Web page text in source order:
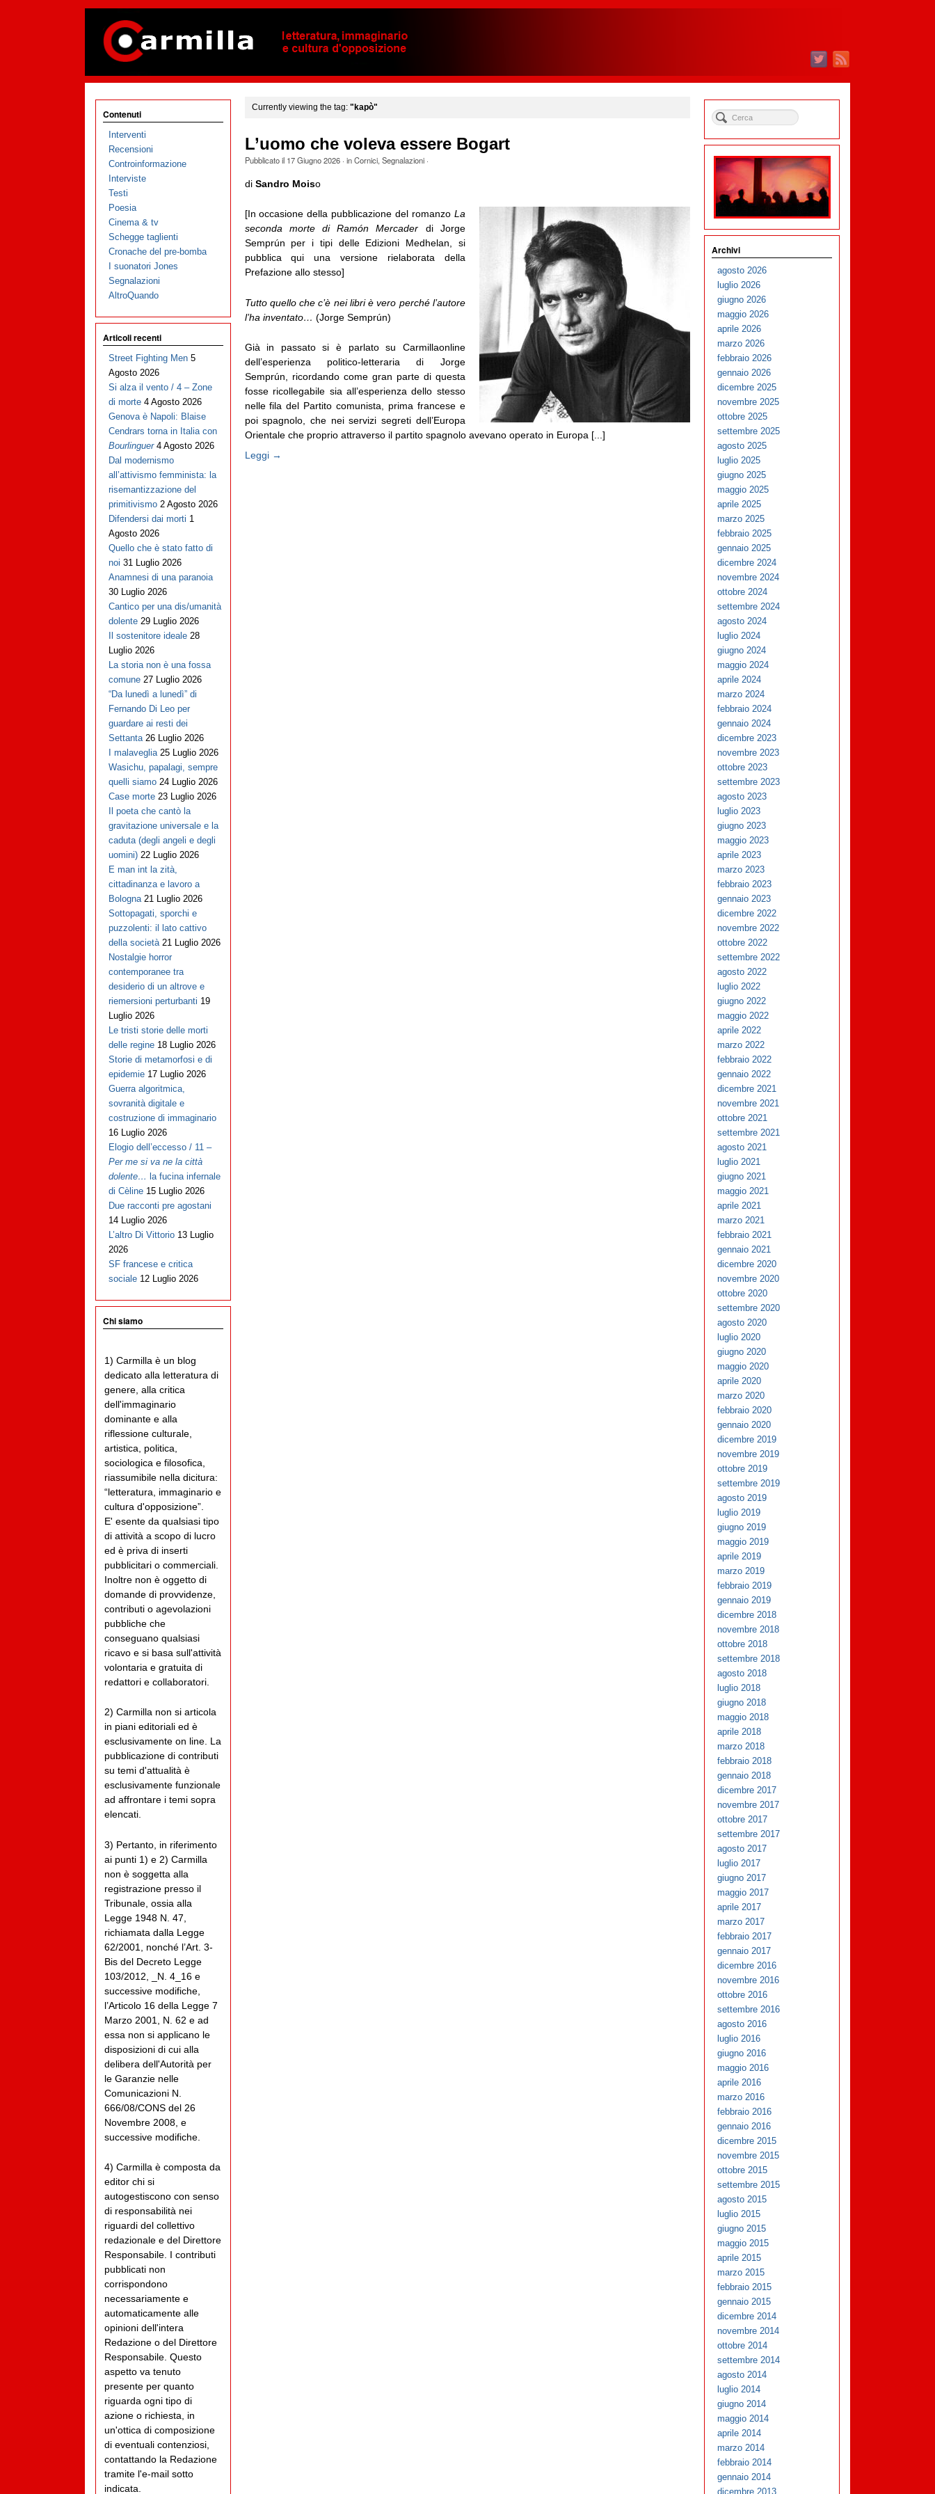
Currently viewing the tag: "kapò"
L’uomo che voleva essere Bogart
Pubblicato il 17 Giugno 2026· inCornici,Segnalazioni·
di Sandro Moiso
[In occasione della pubblicazione del romanzo La
seconda morte di Ramón Mercader di Jorge
Semprún per i tipi delle Edizioni Medhelan, si
pubblica qui una versione rielaborata della
Prefazione allo stesso]
Tutto quello che c’è nei libri è vero perché l’autore
l’ha inventato… (Jorge Semprún)
Già in passato si è parlato su Carmillaonline
dell’esperienza politico-letteraria di Jorge
Semprún, ricordando come gran parte di questa
fosse ricollegabile sia all’esperienza dello stesso
nelle fila del Partito comunista, prima francese e
poi spagnolo, che nei servizi segreti dell’Europa
Orientale che proprio attraverso il partito spagnolo avevano operato in Europa [...]
Leggi →
Contenuti
Interventi
Recensioni
Controinformazione
Interviste
Testi
Poesia
Cinema & tv
Schegge taglienti
Cronache del pre-bomba
I suonatori Jones
Segnalazioni
AltroQuando
Articoli recenti
Street Fighting Men 5
Agosto 2026
Si alza il vento / 4 – Zone
di morte 4 Agosto 2026
Genova è Napoli: Blaise
Cendrars torna in Italia con
Bourlinguer 4 Agosto 2026
Dal modernismo
all’attivismo femminista: la
risemantizzazione del
primitivismo 2 Agosto 2026
Difendersi dai morti 1
Agosto 2026
Quello che è stato fatto di
noi 31 Luglio 2026
Anamnesi di una paranoia
30 Luglio 2026
Cantico per una dis/umanità
dolente 29 Luglio 2026
Il sostenitore ideale 28
Luglio 2026
La storia non è una fossa
comune 27 Luglio 2026
“Da lunedì a lunedì” di
Fernando Di Leo per
guardare ai resti dei
Settanta 26 Luglio 2026
I malaveglia 25 Luglio 2026
Wasichu, papalagi, sempre
quelli siamo 24 Luglio 2026
Case morte 23 Luglio 2026
Il poeta che cantò la
gravitazione universale e la
caduta (degli angeli e degli
uomini) 22 Luglio 2026
E man int la zità,
cittadinanza e lavoro a
Bologna 21 Luglio 2026
Sottopagati, sporchi e
puzzolenti: il lato cattivo
della società 21 Luglio 2026
Nostalgie horror
contemporanee tra
desiderio di un altrove e
riemersioni perturbanti 19
Luglio 2026
Le tristi storie delle morti
delle regine 18 Luglio 2026
Storie di metamorfosi e di
epidemie 17 Luglio 2026
Guerra algoritmica,
sovranità digitale e
costruzione di immaginario
16 Luglio 2026
Elogio dell’eccesso / 11 –
Per me si va ne la città
dolente… la fucina infernale
di Cèline 15 Luglio 2026
Due racconti pre agostani
14 Luglio 2026
L’altro Di Vittorio 13 Luglio
2026
SF francese e critica
sociale 12 Luglio 2026
Chi siamo
1) Carmilla è un blog
dedicato alla letteratura di
genere, alla critica
dell'immaginario
dominante e alla
riflessione culturale,
artistica, politica,
sociologica e filosofica,
riassumibile nella dicitura:
“letteratura, immaginario e
cultura d'opposizione”.
E' esente da qualsiasi tipo
di attività a scopo di lucro
ed è priva di inserti
pubblicitari o commerciali.
Inoltre non è oggetto di
domande di provvidenze,
contributi o agevolazioni
pubbliche che
conseguano qualsiasi
ricavo e si basa sull'attività
volontaria e gratuita di
redattori e collaboratori.
2) Carmilla non si articola
in piani editoriali ed è
esclusivamente on line. La
pubblicazione di contributi
su temi d'attualità è
esclusivamente funzionale
ad affrontare i temi sopra
elencati.
3) Pertanto, in riferimento
ai punti 1) e 2) Carmilla
non è soggetta alla
registrazione presso il
Tribunale, ossia alla
Legge 1948 N. 47,
richiamata dalla Legge
62/2001, nonché l’Art. 3-
Bis del Decreto Legge
103/2012, _N. 4_16 e
successive modifiche,
l’Articolo 16 della Legge 7
Marzo 2001, N. 62 e ad
essa non si applicano le
disposizioni di cui alla
delibera dell'Autorità per
le Garanzie nelle
Comunicazioni N.
666/08/CONS del 26
Novembre 2008, e
successive modifiche.
4) Carmilla è composta da
editor chi si
autogestiscono con senso
di responsabilità nei
riguardi del collettivo
redazionale e del Direttore
Responsabile. I contributi
pubblicati non
corrispondono
necessariamente e
automaticamente alle
opinioni dell'intera
Redazione o del Direttore
Responsabile. Questo
aspetto va tenuto
presente per quanto
riguarda ogni tipo di
azione o richiesta, in
un'ottica di composizione
di eventuali contenziosi,
contattando la Redazione
tramite l'e-mail sotto
indicata.
Archivi
agosto 2026
luglio 2026
giugno 2026
maggio 2026
aprile 2026
marzo 2026
febbraio 2026
gennaio 2026
dicembre 2025
novembre 2025
ottobre 2025
settembre 2025
agosto 2025
luglio 2025
giugno 2025
maggio 2025
aprile 2025
marzo 2025
febbraio 2025
gennaio 2025
dicembre 2024
novembre 2024
ottobre 2024
settembre 2024
agosto 2024
luglio 2024
giugno 2024
maggio 2024
aprile 2024
marzo 2024
febbraio 2024
gennaio 2024
dicembre 2023
novembre 2023
ottobre 2023
settembre 2023
agosto 2023
luglio 2023
giugno 2023
maggio 2023
aprile 2023
marzo 2023
febbraio 2023
gennaio 2023
dicembre 2022
novembre 2022
ottobre 2022
settembre 2022
agosto 2022
luglio 2022
giugno 2022
maggio 2022
aprile 2022
marzo 2022
febbraio 2022
gennaio 2022
dicembre 2021
novembre 2021
ottobre 2021
settembre 2021
agosto 2021
luglio 2021
giugno 2021
maggio 2021
aprile 2021
marzo 2021
febbraio 2021
gennaio 2021
dicembre 2020
novembre 2020
ottobre 2020
settembre 2020
agosto 2020
luglio 2020
giugno 2020
maggio 2020
aprile 2020
marzo 2020
febbraio 2020
gennaio 2020
dicembre 2019
novembre 2019
ottobre 2019
settembre 2019
agosto 2019
luglio 2019
giugno 2019
maggio 2019
aprile 2019
marzo 2019
febbraio 2019
gennaio 2019
dicembre 2018
novembre 2018
ottobre 2018
settembre 2018
agosto 2018
luglio 2018
giugno 2018
maggio 2018
aprile 2018
marzo 2018
febbraio 2018
gennaio 2018
dicembre 2017
novembre 2017
ottobre 2017
settembre 2017
agosto 2017
luglio 2017
giugno 2017
maggio 2017
aprile 2017
marzo 2017
febbraio 2017
gennaio 2017
dicembre 2016
novembre 2016
ottobre 2016
settembre 2016
agosto 2016
luglio 2016
giugno 2016
maggio 2016
aprile 2016
marzo 2016
febbraio 2016
gennaio 2016
dicembre 2015
novembre 2015
ottobre 2015
settembre 2015
agosto 2015
luglio 2015
giugno 2015
maggio 2015
aprile 2015
marzo 2015
febbraio 2015
gennaio 2015
dicembre 2014
novembre 2014
ottobre 2014
settembre 2014
agosto 2014
luglio 2014
giugno 2014
maggio 2014
aprile 2014
marzo 2014
febbraio 2014
gennaio 2014
dicembre 2013